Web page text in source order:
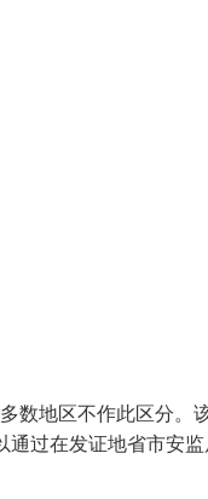
数地区不作此区分。
通过在发证地省市安